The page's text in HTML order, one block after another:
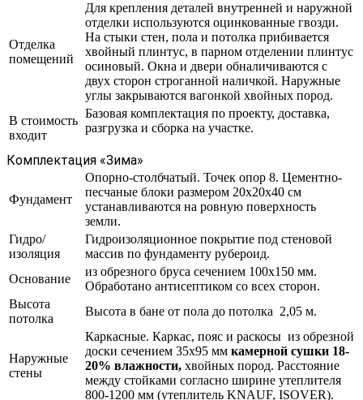
Отделка
помещений
Для крепления деталей внутренней и наружной
отделки используются оцинкованные гвозди.
На стыки стен, пола и потолка прибивается
хвойный плинтус, в парном отделении плинтус
осиновый. Окна и двери обналичиваются с
двух сторон строганной наличкой. Наружные
углы закрываются вагонкой хвойных пород.
В стоимость
входит
Базовая комплектация по проекту, доставка,
разгрузка и сборка на участке.
Комплектация «Зима»
Фундамент
Опорно-столбчатый. Точек опор 8. Цементно-
песчаные блоки размером 20х20х40 см
устанавливаются на ровную поверхность
земли.
Гидро/
изоляция
Гидроизоляционное покрытие под стеновой
массив по фундаменту рубероид.
Основание
из обрезного бруса сечением 100х150 мм.
Обработано антисептиком со всех сторон.
Высота
потолка
Высота в бане от пола до потолка 2,05 м.
Наружные
стены
Каркасные. Каркас, пояс и раскосы из обрезной
доски сечением 35х95 мм камерной сушки 18-
20% влажности, хвойных пород. Расстояние
между стойками согласно ширине утеплителя
800-1200 мм (утеплитель KNAUF, ISOVER).